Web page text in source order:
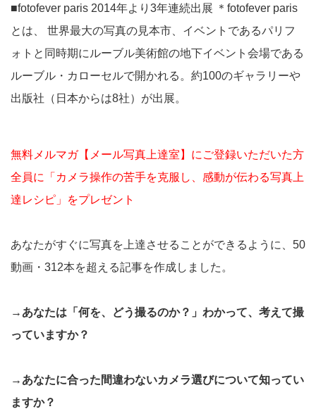
■fotofever paris 2014年より3年連続出展 ＊fotofever paris
とは、 世界最大の写真の見本市、イベントであるパリフ
ォトと同時期にルーブル美術館の地下イベント会場である
ルーブル・カローセルで開かれる。約100のギャラリーや
出版社（日本からは8社）が出展。
無料メルマガ【メール写真上達室】にご登録いただいた方
全員に「カメラ操作の苦手を克服し、感動が伝わる写真上
達レシピ」をプレゼント
あなたがすぐに写真を上達させることができるように、50
動画・312本を超える記事を作成しました。
→あなたは「何を、どう撮るのか？」わかって、考えて撮
っていますか？
→あなたに合った間違わないカメラ選びについて知ってい
ますか？